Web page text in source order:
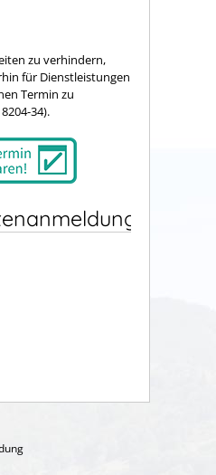
zu verhindern,
für Dienstleistungen
Termin zu
34).